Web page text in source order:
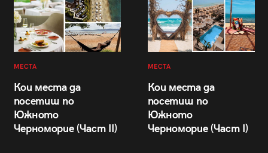
МЕСТА
Кои места да
посетиш по
Южното
Черноморие (Част II)
МЕСТА
Кои места да
посетиш по
Южното
Черноморие (Част I)